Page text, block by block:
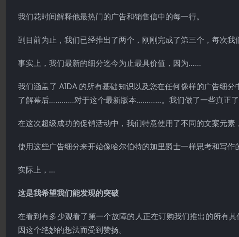
我们花时间解释他最热门的广告和销售信中的每一行。
到目前为止，我们已经推出了两个，刚刚完成了第三个，每次我
事实上，我们最新的细分迄今为止最具价值，因为……
我们涵盖了 AIDA 的所有基础知识以及您在任何像样的广告细
了解幕后…………对于这个最新版本…………。我们做了一些真正
在这次超级成功的促销活动中，我们特意使用了不同的文案元
使用这些广告细分来开始像哈尔伯特的加里爵士一样思考和写作
实际上，…
这是我希望我们能发现的突破
在看到有多少观看了第一个故障的人正在订购我们推出的所有
因这个绝妙的想法而受到赞扬。